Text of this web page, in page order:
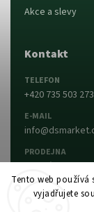
Tento web
vyjadřujete
Akce a slevy
Kontakt
TELEFON
+420 735 503 273
E-MAIL
PRODEJNA
Dlouhá 90, 763
Napsat nám